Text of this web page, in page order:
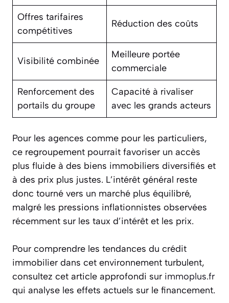
Offres tarifaires
compétitives
Réduction des coûts
Visibilité combinée
Meilleure portée
commerciale
Renforcement des
portails du groupe
Capacité à rivaliser
avec les grands acteurs
Pour les agences comme pour les particuliers,
ce regroupement pourrait favoriser un accès
plus fluide à des biens immobiliers diversifiés et
à des prix plus justes. L’intérêt général reste
donc tourné vers un marché plus équilibré,
malgré les pressions inflationnistes observées
récemment sur les taux d’intérêt et les prix.
Pour comprendre les tendances du crédit
immobilier dans cet environnement turbulent,
consultez cet article approfondi sur immoplus.fr
qui analyse les effets actuels sur le financement.